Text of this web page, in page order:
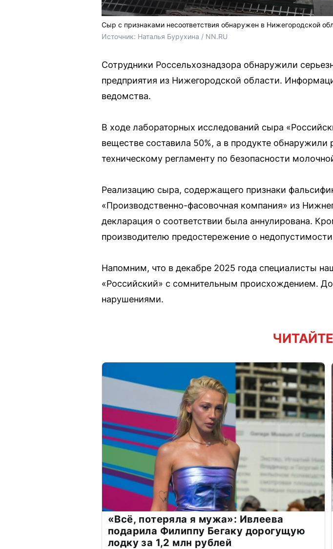
Сыр с признаками несоответствия обнаружен в Нижегородской
Источник: Наталья Бурухина / NN.RU
Сотрудники Россельхознадзора обнаружили
предприятия из Нижегородской области.
ведомства.
В ходе лабораторных исследований сыра
веществе составила 50%, а в продукте
техническому регламенту по безопасности
Реализацию сыра, содержащего признаки
«Производственно-фасовочная компания» из
декларация о соответствии была аннулирована.
производителю предостережение о
Напомним, что в декабре 2025 года специалисты
«Российский» с сомнительным происхождением.
нарушениями.
«Всё, потеряла я мужа»: Ивлеева
подарила Филиппу Бегаку дорогущую
лодку за 1,2 млн рублей